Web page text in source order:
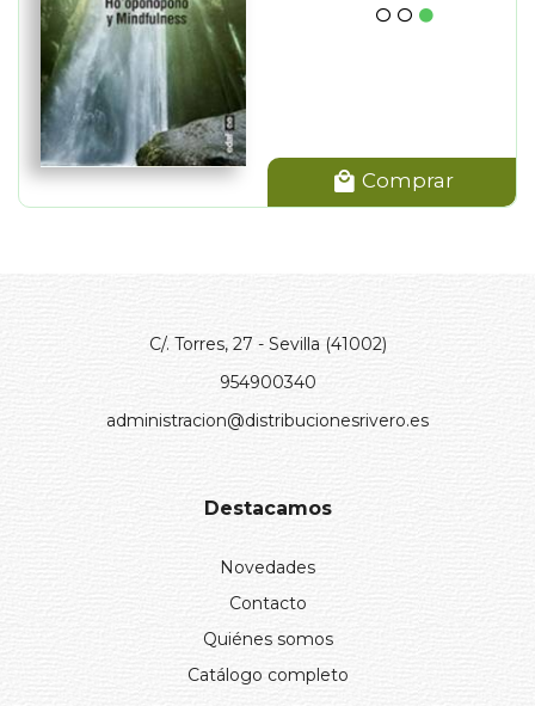
Comprar
C/. Torres, 27 - Sevilla (41002)
954900340
administracion@distribucionesrivero.es
Destacamos
Novedades
Contacto
Quiénes somos
Catálogo completo